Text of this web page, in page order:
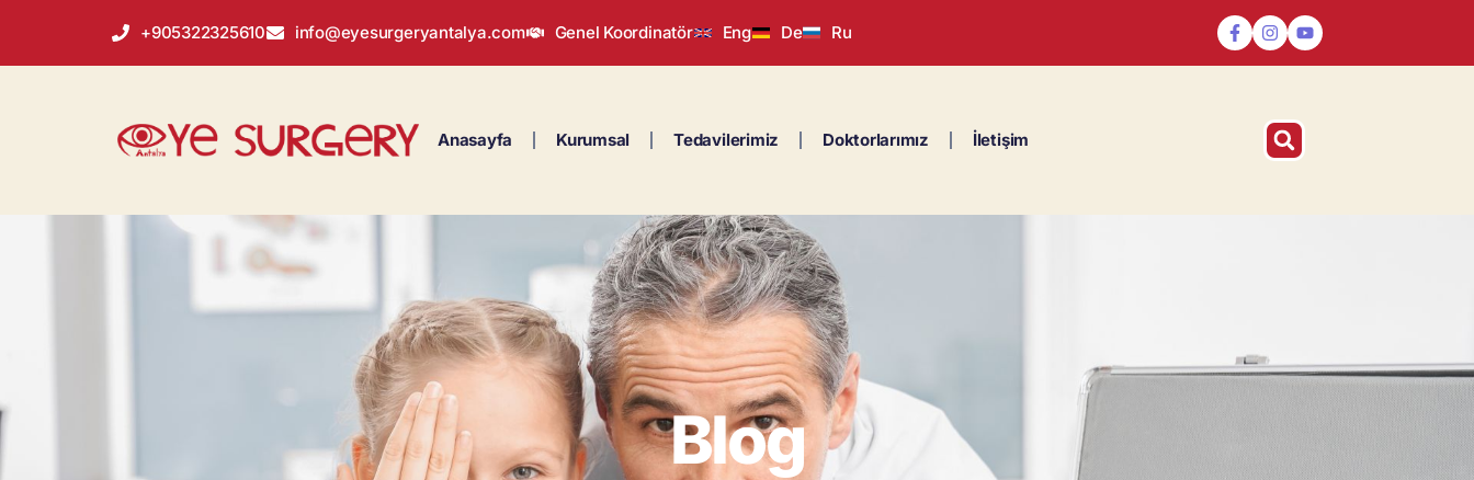
+905322325610 info@eyesurgeryantalya.com Genel Koordinatör Eng De Ru
Anasayfa Kurumsal Tedavilerimiz Doktorlarımız İletişim
Blog